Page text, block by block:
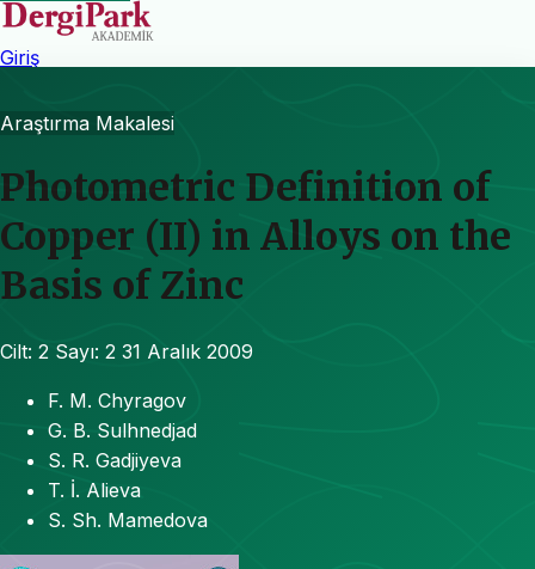
Giriş
Araştırma Makalesi
Photometric Definition of
Copper (II) in Alloys on the
Basis of Zinc
Cilt: 2 Sayı: 2 31 Aralık 2009
F. M. Chyragov
G. B. Sulhnedjad
S. R. Gadjiyeva
T. İ. Alieva
S. Sh. Mamedova